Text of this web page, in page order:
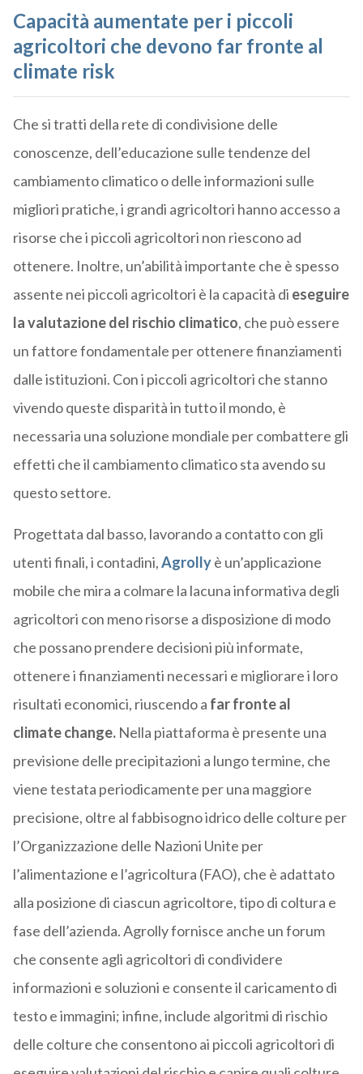
Capacità aumentate per i piccoli
agricoltori che devono far fronte al
climate risk
Che si tratti della rete di condivisione delle
conoscenze, dell’educazione sulle tendenze del
cambiamento climatico o delle informazioni sulle
migliori pratiche, i grandi agricoltori hanno accesso a
risorse che i piccoli agricoltori non riescono ad
ottenere. Inoltre, un’abilità importante che è spesso
assente nei piccoli agricoltori è la capacità di eseguire
la valutazione del rischio climatico, che può essere
un fattore fondamentale per ottenere finanziamenti
dalle istituzioni. Con i piccoli agricoltori che stanno
vivendo queste disparità in tutto il mondo, è
necessaria una soluzione mondiale per combattere gli
effetti che il cambiamento climatico sta avendo su
questo settore.
Progettata dal basso, lavorando a contatto con gli
utenti finali, i contadini,Agrollyè un’applicazione
mobile che mira a colmare la lacuna informativa degli
agricoltori con meno risorse a disposizione di modo
che possano prendere decisioni più informate,
ottenere i finanziamenti necessari e migliorare i loro
risultati economici, riuscendo a far fronte al
climatechange. Nella piattaforma è presente una
previsione delle precipitazioni a lungo termine, che
viene testata periodicamente per una maggiore
precisione, oltre al fabbisogno idrico delle colture per
l’Organizzazione delle Nazioni Unite per
l’alimentazione e l’agricoltura (FAO), che è adattato
alla posizione di ciascun agricoltore, tipo di coltura e
fase dell’azienda. Agrolly fornisce anche un forum
che consente agli agricoltori di condividere
informazioni e soluzioni e consente il caricamento di
testo e immagini; infine, include algoritmi di rischio
delle colture che consentono ai piccoli agricoltori di